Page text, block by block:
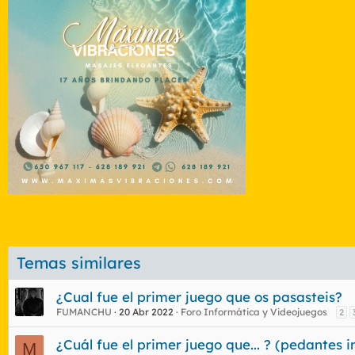
Temas similares
¿Cual fue el primer juego que os pasasteis?
FUMANCHU 20 Abr 2022 Foro Informática y Videojuegos 2
M ¿Cuál fue el primer juego que... ? (pedantes